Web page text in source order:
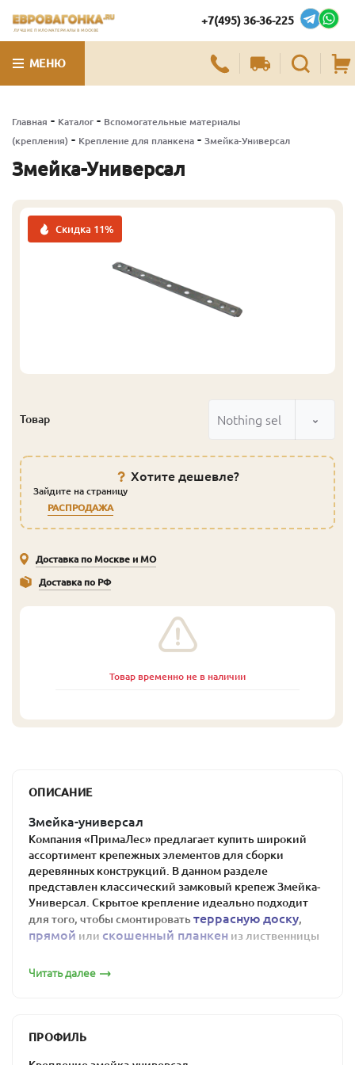
ЛУЧШИЕ ПИЛОМАТЕРИАЛЫ В МОСКВЕ
+7(495) 36-36-225
МЕНЮ
Главная - Каталог - Вспомогательные материалы
(крепления) - Крепление для планкена - Змейка-Универсал
Змейка-Универсал
Скидка 11%
Товар Nothing selected
Хотите дешевле?
Зайдите на страницу
РАСПРОДАЖА
Доставка по Москве и МО
Доставка по РФ
Товар временно не в наличии
ОПИСАНИЕ
Змейка-универсал
Компания «ПримаЛес» предлагает купить широкий
ассортимент крепежных элементов для сборки
деревянных конструкций. В данном разделе
представлен классический замковый крепеж Змейка-
Универсал. Скрытое крепление идеально подходит
для того, чтобы смонтироватьтеррасную доску,
прямой или скошенный планкен из лиственницы
Змейка-Универсал имеет плоский профиль из прочной
зазором, во втором - величина зазора регулируется А-
Спейсерами и может составлять 1-6 мм. Посмотреть
Читать далее
ПРОФИЛЬ